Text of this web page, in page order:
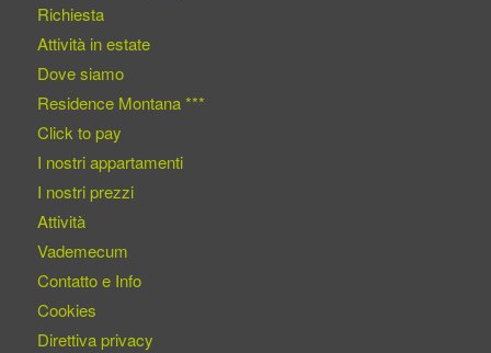
Richiesta
Attività in estate
Dove siamo
Residence Montana ***
Click to pay
I nostri appartamenti
I nostri prezzi
Attività
Vademecum
Contatto e Info
Cookies
Direttiva privacy